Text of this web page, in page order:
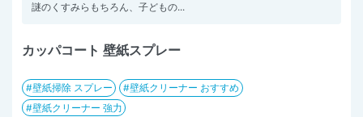
謎のくすみらもちろん、子どもの...
カッパコート 壁紙スプレー
壁紙掃除 スプレー
壁紙クリーナー おすすめ
壁紙クリーナー 強力